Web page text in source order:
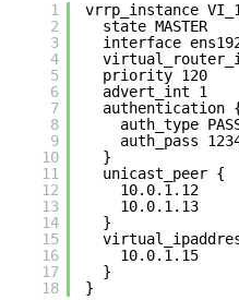
1
2
3
4
5
6
7
8
9
10
11
12
13
14
15
16
17
18
vrrp_instance
state MASTER
interface
priority 120
advert_int 1
authentication
auth_type
auth_pass
}
unicast_peer {
10.0.1.12
10.0.1.13
}
10.0.1.15
}
}